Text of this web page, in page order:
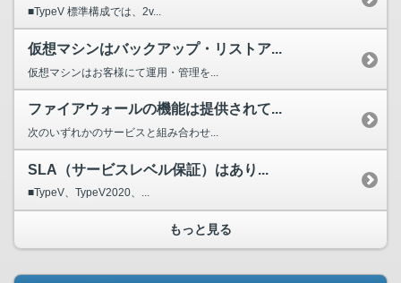
■TypeV 標準構成では、2v...
仮想マシンはバックアップ・リストア...
仮想マシンはお客様にて運用・管理を...
ファイアウォールの機能は提供されて...
次のいずれかのサービスと組み合わせ...
SLA（サービスレベル保証）はあり...
■TypeV、TypeV2020、...
もっと見る